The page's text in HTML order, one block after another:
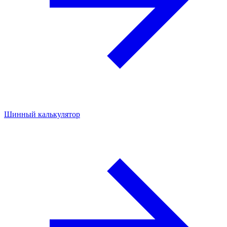
Шинный калькулятор